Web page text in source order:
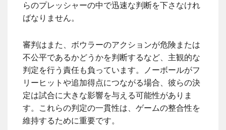
らのプレッシャーの中で迅速な判断を下さなけれ
ばなりません。
審判はまた、ボウラーのアクションが危険または
不公平であるかどうかを判断するなど、主観的な
判定を行う責任も負っています。ノーボールがフ
リーヒットや追加得点につながる場合、彼らの決
定は試合に大きな影響を与える可能性がありま
す。これらの判定の一貫性は、ゲームの整合性を
維持するために重要です。